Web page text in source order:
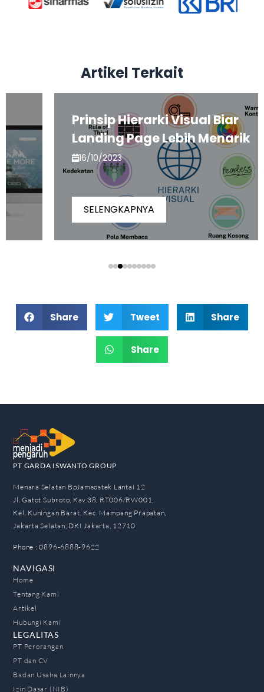
Artikel Terkait
Prinsip Hierarki Visual Biar
Landing Page Lebih Menarik
16/10/2023
SELENGKAPNYA
Share Tweet Share
Share
PT GARDA ISWANTO GROUP
Menara Selatan BpJamsostek Lantai 12
Jl. Gatot Subroto, Kav.38, RT006/RW001,
Kel. Kuningan Barat, Kec. Mampang Prapatan,
Jakarta Selatan, DKI Jakarta, 12710
Phone : 0896-6888-9622
NAVIGASI
Home
Tentang Kami
Artikel
Hubungi Kami
LEGALITAS
PT Perorangan
PT dan CV
Badan Usaha Lainnya
Izin Dasar (NIB)